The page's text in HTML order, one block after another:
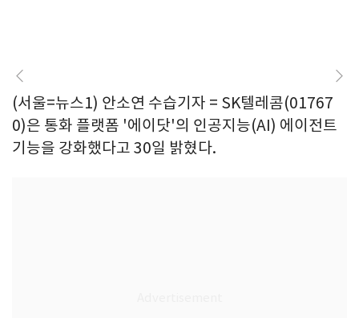
(서울=뉴스1) 안소연 수습기자 = SK텔레콤(01767
0)은 통화 플랫폼 '에이닷'의 인공지능(AI) 에이전트
기능을 강화했다고 30일 밝혔다.